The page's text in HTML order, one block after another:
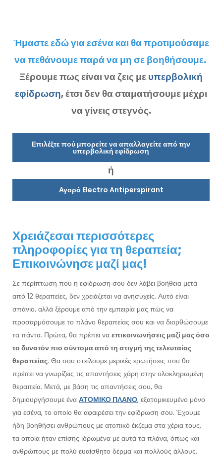
Ήμαστε εδώ για εσένα και θα προτιμούσαμε
να πεθάνουμε παρά να μη σε βοηθήσουμε.
Ξέρουμε πως είναι να ζεις μευπερβολική
εφίδρωση, έτσι δεν θα σταματήσουμε μέχρι
να γίνεις στεγνός.
Επιλέξτε πού μπορείτε να απαλλαγείτε από την
υπερβολική εφίδρωση
ή
Αγορά Electro Antiperspirant
Χρειάζεσαι περισσότερες
πληροφορίες για τη θεραπεία;
Επικοινώνησε μαζί μας!
Σε περίπτωση που η εφίδρωση σου δεν λάβει βοήθεια μετά
από 12 θεραπείες, δεν χρειάζεται να ανησυχείς. Αυτό είναι
σπάνιο, αλλά ξέρουμε από την εμπειρία μας πώς να
προσαρμόσουμε το πλάνο θεραπείας σου και να διορθώσουμε
τα πάντα. Πρώτα, θα πρέπει να επικοινωνήσεις μαζί μας όσο
το δυνατόν πιο σύντομα από τη στιγμή της τελευταίας
θεραπείας. Θα σου στείλουμε μερικές ερωτήσεις που θα
πρέπει να γνωρίζεις τις απαντήσεις χάρη στην ολοκληρωμένη
θεραπεία. Μετά, με βάση τις απαντήσεις σου, θα
δημιουργήσουμε ένα ΑΤΟΜΙΚΟ ΠΛΑΝΟ, εξατομικευμένο μόνο
για εσένα, το οποίο θα αφαιρέσει την εφίδρωση σου. Έχουμε
ήδη βοηθήσει ανθρώπους με ατοπικό έκζεμα στα χέρια τους,
τα οποία ήταν επίσης ιδρωμένα με αυτά τα πλάνα, όπως και
ανθρώπους με πολύ ευαίσθητο δέρμα και πολλούς άλλους.